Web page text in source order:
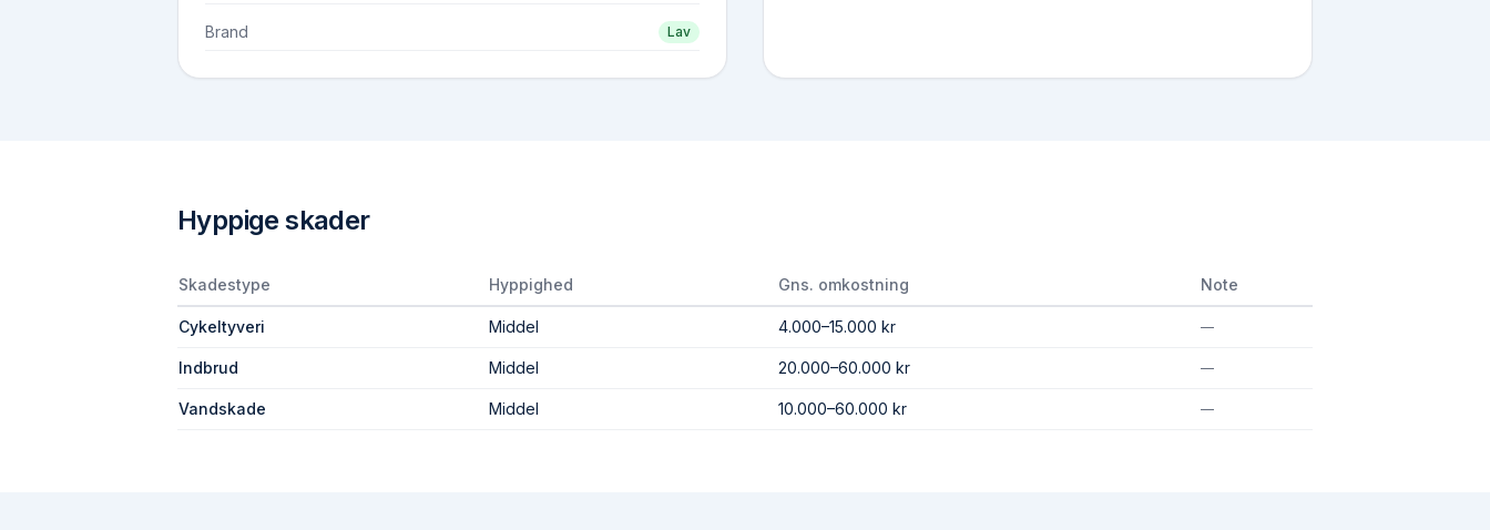
Brand Lav
Hyppige skader
Skadestype Hyppighed Gns. omkostning Note
Cykeltyveri Middel 4.000–15.000 kr —
Indbrud Middel 20.000–60.000 kr —
Vandskade Middel 10.000–60.000 kr —